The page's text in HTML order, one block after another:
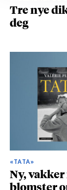
Tre nye
deg
«TATA»
Ny,
blomster